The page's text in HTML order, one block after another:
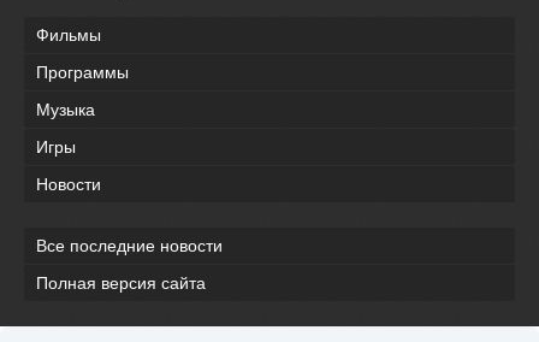
Фильмы
Программы
Музыка
Игры
Новости
Все последние новости
Полная версия сайта